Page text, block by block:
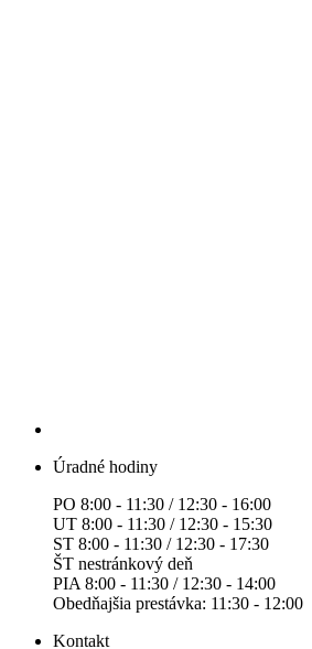
Úradné hodiny
PO 8:00 - 11:30 / 12:30 - 16:00
UT 8:00 - 11:30 / 12:30 - 15:30
ST 8:00 - 11:30 / 12:30 - 17:30
ŠT nestránkový deň
PIA 8:00 - 11:30 / 12:30 - 14:00
Obedňajšia prestávka: 11:30 - 12:00
Kontakt